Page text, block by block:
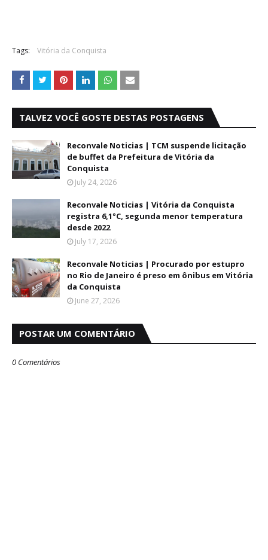
Tags: Vitória da Conquista
TALVEZ VOCÊ GOSTE DESTAS POSTAGENS
Reconvale Noticias | TCM suspende licitação
de buffet da Prefeitura de Vitória da
Conquista
July 24, 2026
Reconvale Noticias | Vitória da Conquista
registra 6,1°C, segunda menor temperatura
desde 2022
July 17, 2026
Reconvale Noticias | Procurado por estupro
no Rio de Janeiro é preso em ônibus em Vitória
da Conquista
June 27, 2026
POSTAR UM COMENTÁRIO
0 Comentários